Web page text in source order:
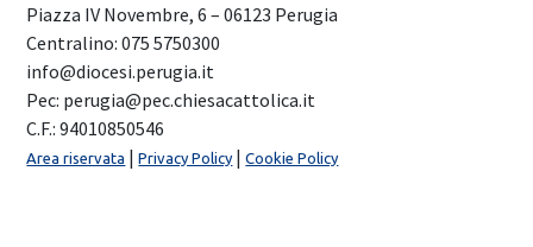
Piazza IV Novembre, 6 – 06123 Perugia
Centralino: 075 5750300
info@diocesi.perugia.it
Pec: perugia@pec.chiesacattolica.it
C.F.: 94010850546
Area riservata |Privacy Policy |Cookie Policy